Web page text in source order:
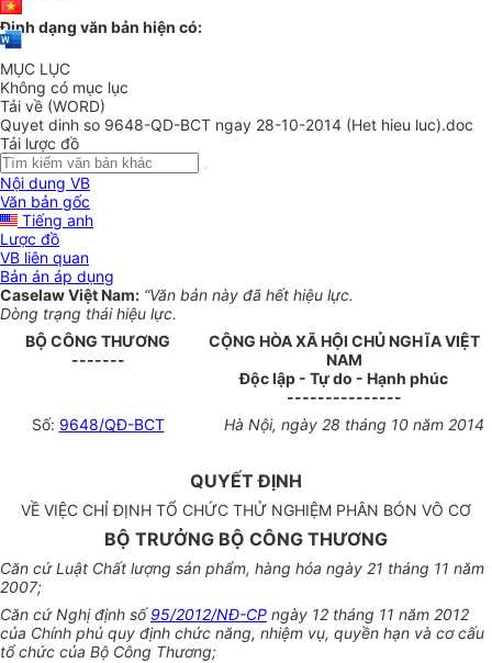
Định dạng văn bản hiện có:
MỤC LỤC
Không có mục lục
Tải về (WORD)
Quyet dinh so 9648-QD-BCT ngay 28-10-2014 (Het hieu luc).doc
Tải lược đồ
Nội dung VB
Văn bản gốc
Tiếng anh
Lược đồ
VB liên quan
Bản án áp dụng
Caselaw Việt Nam: “Văn bản này đã hết hiệu lực.
Dòng trạng thái hiệu lực.
BỘ CÔNG THƯƠNG
-------
CỘNG HÒA XÃ HỘI CHỦ NGHĨA VIỆT
NAM
Độc lập - Tự do - Hạnh phúc
---------------
Số: 9648/QĐ-BCT Hà Nội, ngày 28 tháng 10 năm 2014
QUYẾT ĐỊNH
VỀ VIỆC CHỈ ĐỊNH TỔ CHỨC THỬ NGHIỆM PHÂN BÓN VÔ CƠ
BỘ TRƯỞNG BỘ CÔNG THƯƠNG
Căn cứ Luật Chất lượng sản phẩm, hàng hóa ngày 21 tháng 11 năm
2007;
Căn cứ Nghị định số95/2012/NĐ-CP ngày 12 tháng 11 năm 2012
của Chính phủ quy định chức năng, nhiệm vụ, quyền hạn và cơ cấu
tổ chức của Bộ Công Thương;